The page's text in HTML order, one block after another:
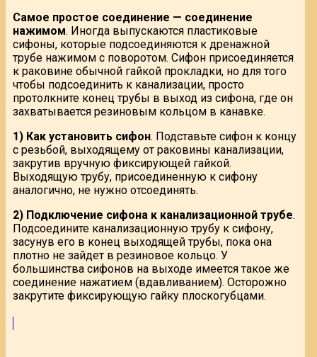
Самое простое соединение — соединение
нажимом. Иногда выпускаются пластиковые
сифоны, которые подсоединяются к дренажной
трубе нажимом с поворотом. Сифон присоединяется
к раковине обычной гайкой прокладки, но для того
чтобы подсоединить к канализации, просто
протолкните конец трубы в выход из сифона, где он
захватывается резиновым кольцом в канавке.
1) Как установить сифон. Подставьте сифон к концу
с резьбой, выходящему от раковины канализации,
закрутив вручную фиксирующей гайкой.
Выходящую трубу, присоединенную к сифону
аналогично, не нужно отсоединять.
2) Подключение сифона к канализационной трубе.
Подсоедините канализационную трубу к сифону,
засунув его в конец выходящей трубы, пока она
плотно не зайдет в резиновое кольцо. У
большинства сифонов на выходе имеется такое же
соединение нажатием (вдавливанием). Осторожно
закрутите фиксирующую гайку плоскогубцами.